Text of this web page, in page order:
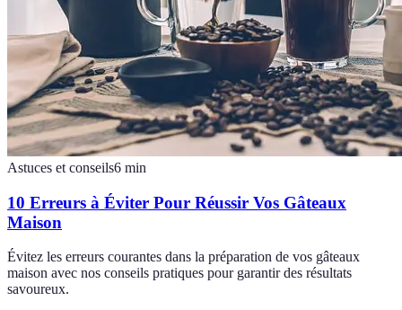
Astuces et conseils6 min
10 Erreurs à Éviter Pour Réussir Vos Gâteaux
Maison
Évitez les erreurs courantes dans la préparation de vos gâteaux
maison avec nos conseils pratiques pour garantir des résultats
savoureux.